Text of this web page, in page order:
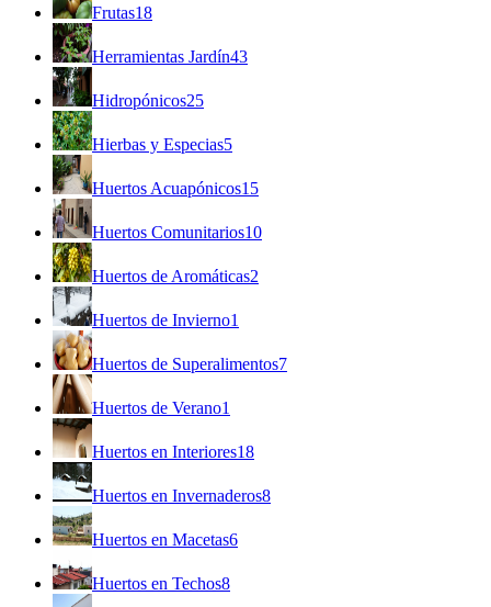
Frutas18
Herramientas Jardín43
Hidropónicos25
Hierbas y Especias5
Huertos Acuapónicos15
Huertos Comunitarios10
Huertos de Aromáticas2
Huertos de Invierno1
Huertos de Superalimentos7
Huertos de Verano1
Huertos en Interiores18
Huertos en Invernaderos8
Huertos en Macetas6
Huertos en Techos8